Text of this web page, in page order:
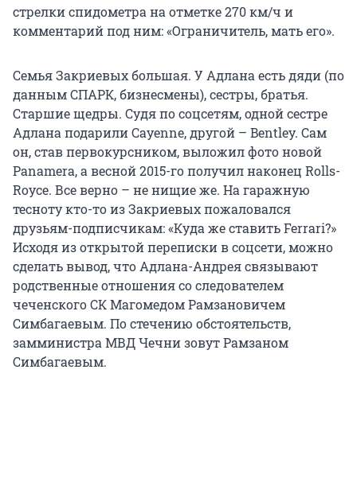
стрелки спидометра на отметке 270 км/ч и
комментарий под ним: «Ограничитель, мать его».
Семья Закриевых большая. У Адлана есть дяди (по
данным СПАРК, бизнесмены), сестры, братья.
Старшие щедры. Судя по соцсетям, одной сестре
Адлана подарили Cayenne, другой – Bentley. Сам
он, став первокурсником, выложил фото новой
Panamera, а весной 2015-го получил наконец Rolls-
Royce. Все верно – не нищие же. На гаражную
тесноту кто-то из Закриевых пожаловался
друзьям-подписчикам: «Куда же ставить Ferrari?»
Исходя из открытой переписки в соцсети, можно
сделать вывод, что Адлана-Андрея связывают
родственные отношения со следователем
чеченского СК Магомедом Рамзановичем
Симбагаевым. По стечению обстоятельств,
замминистра МВД Чечни зовут Рамзаном
Симбагаевым.